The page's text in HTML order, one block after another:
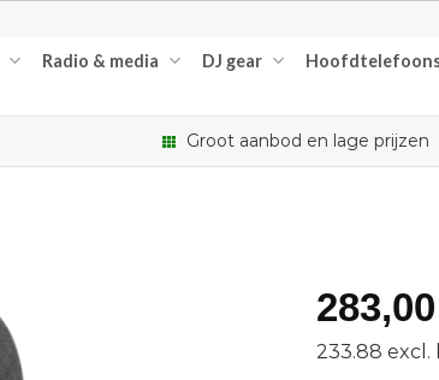
Radio & media DJ gear
Groot aanbod en lage prijzen
283,00
233.88 excl.